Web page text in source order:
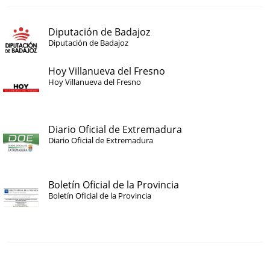
Diputación de Badajoz
Diputación de Badajoz
Hoy Villanueva del Fresno
Hoy Villanueva del Fresno
Diario Oficial de Extremadura
Diario Oficial de Extremadura
Boletín Oficial de la Provincia
Boletín Oficial de la Provincia